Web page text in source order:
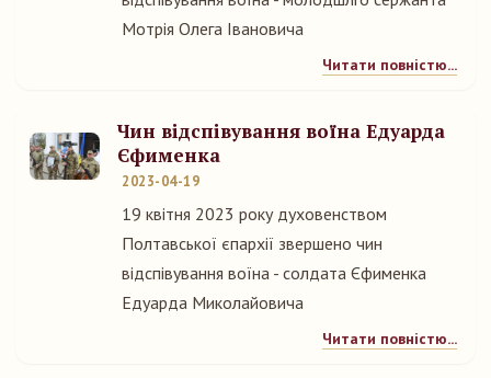
Мотрія Олега Івановича
Читати повністю...
Чин відспівування воїна Едуарда
Єфименка
2023-04-19
19 квітня 2023 року духовенством
Полтавської єпархії звершено чин
відспівування воїна - солдата Єфименка
Едуарда Миколайовича
Читати повністю...